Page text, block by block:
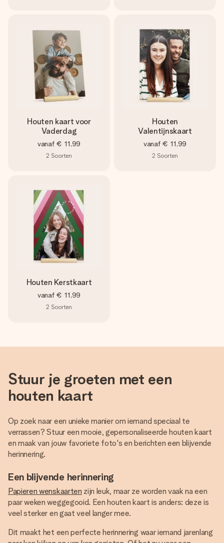
Houten kaart voor
Vaderdag
vanaf € 11,99
2 Soorten
Houten
Valentijnskaart
vanaf € 11,99
2 Soorten
Houten Kerstkaart
vanaf € 11,99
2 Soorten
Stuur je groeten met een
houten kaart
Op zoek naar een unieke manier om iemand speciaal te
verrassen? Stuur een mooie, gepersonaliseerde houten kaart
en maak van jouw favoriete foto's en berichten een blijvende
herinnering.
Een blijvende herinnering
Papieren wenskaarten zijn leuk, maar ze worden vaak na een
paar weken weggegooid. Een houten kaart is anders: deze is
veel sterker en gaat veel langer mee.
Dit maakt het een perfecte herinnering waar iemand jarenlang